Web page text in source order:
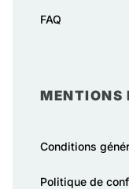
FAQ
MENTIONS
Conditions
Politique de